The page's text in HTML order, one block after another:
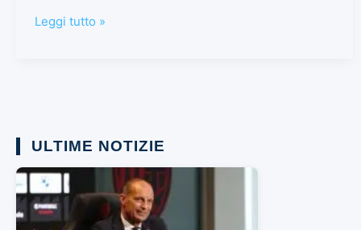
Leggi tutto »
ULTIME NOTIZIE